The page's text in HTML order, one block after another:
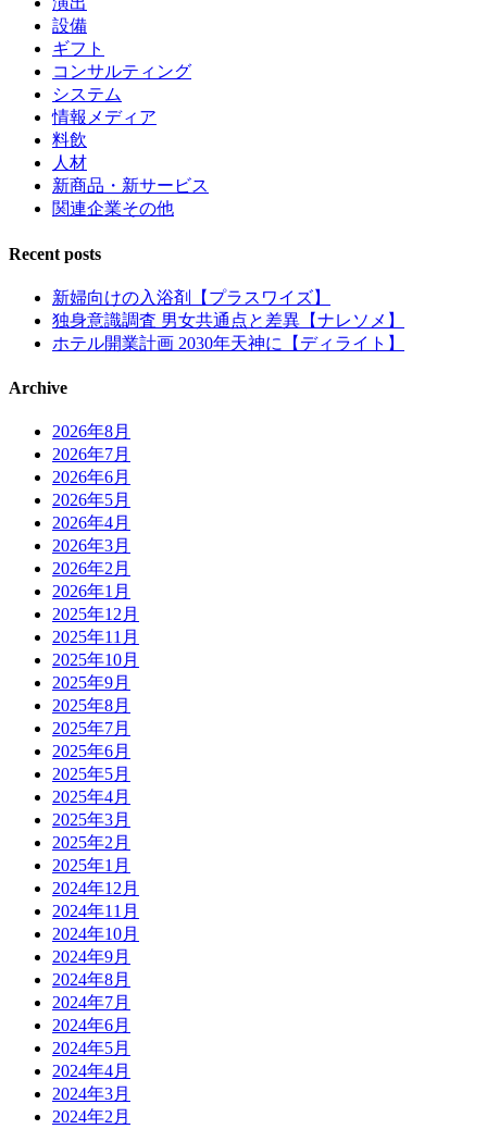
設備
ギフト
コンサルティング
システム
情報メディア
料飲
人材
新商品・新サービス
関連企業その他
Recent posts
新婦向けの入浴剤【プラスワイズ】
独身意識調査 男女共通点と差異【ナレソメ】
ホテル開業計画 2030年天神に【ディライト】
Archive
2026年8月
2026年7月
2026年6月
2026年5月
2026年4月
2026年3月
2026年2月
2026年1月
2025年12月
2025年11月
2025年10月
2025年9月
2025年8月
2025年7月
2025年6月
2025年5月
2025年4月
2025年3月
2025年2月
2025年1月
2024年12月
2024年11月
2024年10月
2024年9月
2024年8月
2024年7月
2024年6月
2024年5月
2024年4月
2024年3月
2024年2月